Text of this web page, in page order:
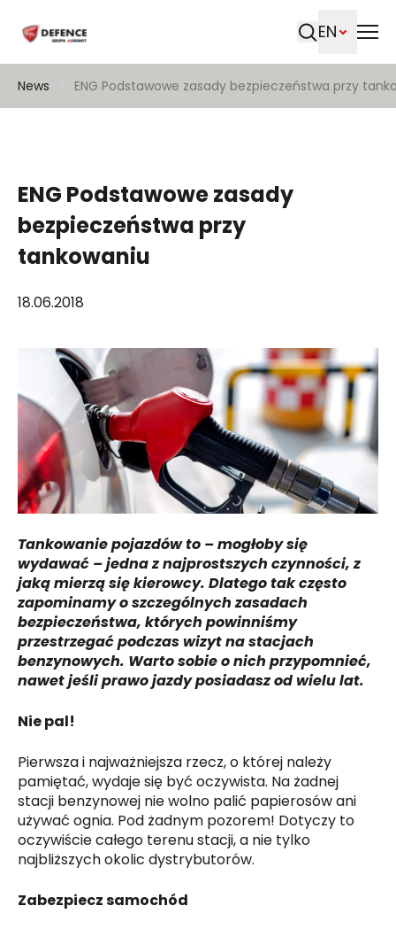
EN
News ENG Podstawowe zasady bezpieczeństwa przy
ENG Podstawowe zasady
bezpieczeństwa przy
tankowaniu
18.06.2018
Tankowanie pojazdów to – mogłoby się
wydawać – jedna z najprostszych czynności, z
jaką mierzą się kierowcy. Dlatego tak często
zapominamy o szczególnych zasadach
bezpieczeństwa, których powinniśmy
przestrzegać podczas wizyt na stacjach
benzynowych. Warto sobie o nich przypomnieć,
nawet jeśli prawo jazdy posiadasz od wielu lat.
Nie pal!
Pierwsza i najważniejsza rzecz, o której należy
pamiętać, wydaje się być oczywista. Na żadnej
stacji benzynowej nie wolno palić papierosów ani
używać ognia. Pod żadnym pozorem! Dotyczy to
oczywiście całego terenu stacji, a nie tylko
najbliższych okolic dystrybutorów.
Zabezpiecz samochód